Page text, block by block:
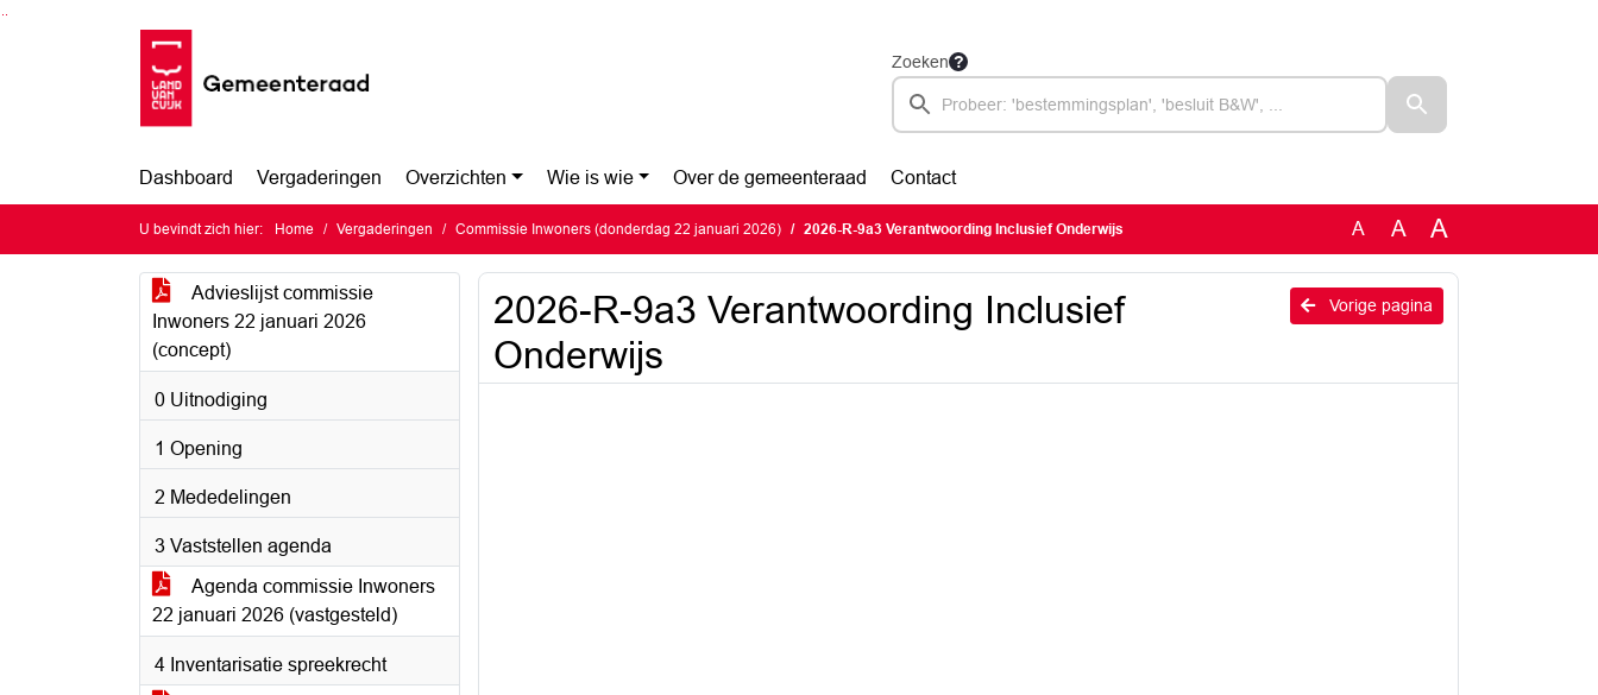
Ga naar de inhoud van deze pagina
Ga naar het zoeken
Ga naar het menu
Zoeken
Dashboard Vergaderingen Overzichten Wie is wie Over de gemeenteraad Contact
U bevindt zich hier: Home Vergaderingen Commissie Inwoners (donderdag 22 januari 2026) 2026-R-9a3 Verantwoording Inclusief Onderwijs A A A
Advieslijst commissie
Inwoners 22 januari 2026
(concept)
0 Uitnodiging
1 Opening
2 Mededelingen
3 Vaststellen agenda
Agenda commissie Inwoners
22 januari 2026 (vastgesteld)
4 Inventarisatie spreekrecht
Vorige pagina
2026-R-9a3 Verantwoording Inclusief
Onderwijs